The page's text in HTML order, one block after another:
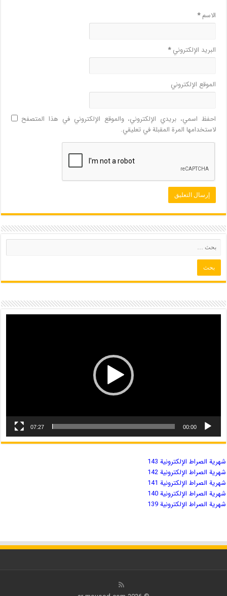
الاسم*
البريد الإلكتروني*
الموقع الإلكتروني
احفظ اسمي، بريدي الإلكتروني، والموقع الإلكتروني في هذا المتصفح
لاستخدامها المرة المقبلة في تعليقي.
00:00
07:27
شهریة الصراط الإلكترونية 143
شهریة الصراط الإلكترونية 142
شهریة الصراط الإلكترونية 141
شهریة الصراط الإلكترونية 140
شهریة الصراط الإلكترونية 139